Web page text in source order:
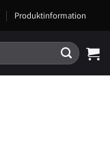
Produktinformation